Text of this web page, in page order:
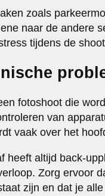
zoals
naar de andere
tijdens de
fotoshoot die
van
vaak over het
heeft altijd back-
Zorg ervoor
zijn en dat je